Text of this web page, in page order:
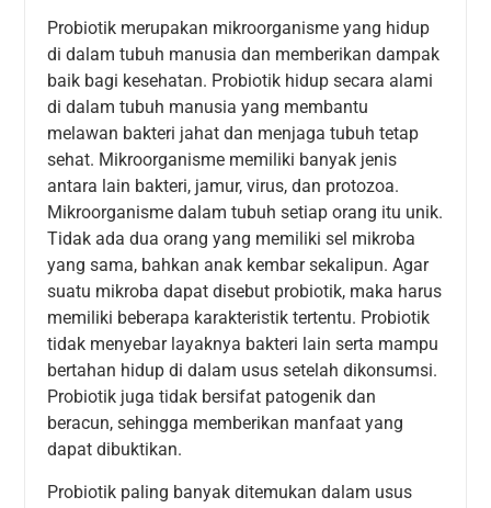
Probiotik merupakan mikroorganisme yang hidup
di dalam tubuh manusia dan memberikan dampak
baik bagi kesehatan. Probiotik hidup secara alami
di dalam tubuh manusia yang membantu
melawan bakteri jahat dan menjaga tubuh tetap
sehat. Mikroorganisme memiliki banyak jenis
antara lain bakteri, jamur, virus, dan protozoa.
Mikroorganisme dalam tubuh setiap orang itu unik.
Tidak ada dua orang yang memiliki sel mikroba
yang sama, bahkan anak kembar sekalipun. Agar
suatu mikroba dapat disebut probiotik, maka harus
memiliki beberapa karakteristik tertentu. Probiotik
tidak menyebar layaknya bakteri lain serta mampu
bertahan hidup di dalam usus setelah dikonsumsi.
Probiotik juga tidak bersifat patogenik dan
beracun, sehingga memberikan manfaat yang
dapat dibuktikan.
Probiotik paling banyak ditemukan dalam usus